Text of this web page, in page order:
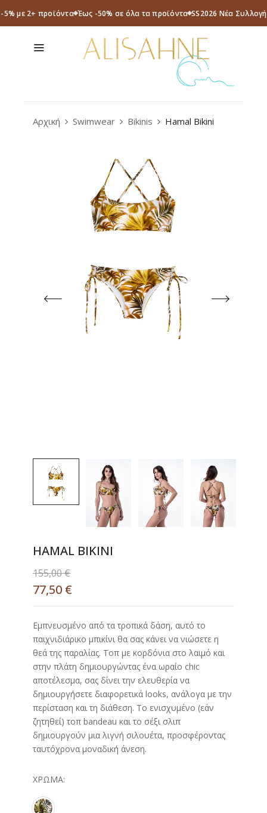
5% με 2+ προϊόντα Έως -50% σε όλα τα προϊόντα SS2026 Νέα
Αρχική Swimwear Bikinis Hamal Bikini
HAMAL BIKINI
155,00€
77,50 €
Εμπνευσμένο από τα τροπικά δάση, αυτό το
παιχνιδιάρικο μπικίνι θα σας κάνει να νιώσετε η
θεά της παραλίας. Τοπ με κορδόνια στο λαιμό και
στην πλάτη δημιουργώντας ένα ωραίο chic
αποτέλεσμα, σας δίνει την ελευθερία να
δημιουργήσετε διαφορετικά looks, ανάλογα με την
περίσταση και τη διάθεση. Το ενισχυμένο (εάν
ζητηθεί) τοπ bandeau και το σέξι σλιπ
δημιουργούν μια λιγνή σιλουέτα, προσφέροντας
ταυτόχρονα μοναδική άνεση.
ΧΡΏΜΑ